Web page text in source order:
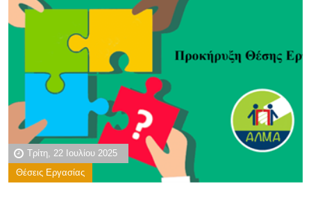
Τρίτη, 22 Ιουλίου 2025
Θέσεις Εργασίας